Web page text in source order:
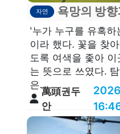
자연 욕망의 방
'누가 누구를 유혹
이라 했다. 꽃을 찾
도록 여색을 좇아
는 뜻으로 쓰였다.
은...
萬頭권두
안